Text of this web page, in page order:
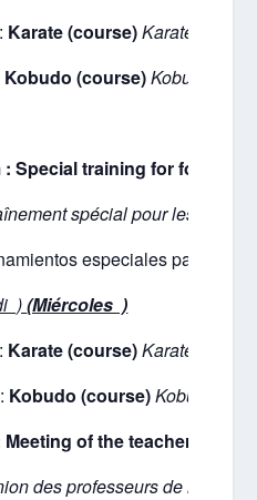
: Karate (course)Karaté (cours
Kobudo (course)Kobudo
: Special training for
spécial pour les
especiales para los
)(Miércoles )
: Karate (course)Karaté (cours
: Kobudo (course)Kobudo
Meeting of the teachers of
des professeurs de la